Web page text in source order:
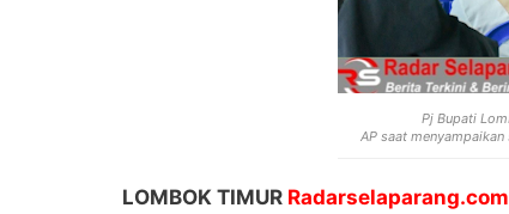
Pj Bupati
AP saat
LOMBOK TIMUR Radarselaparang.com